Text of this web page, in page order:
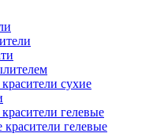
сухие
гелевые
гелевые